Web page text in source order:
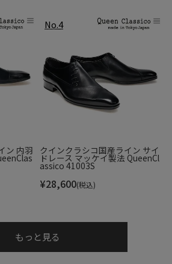
ン 内羽 クインクラシコ国産ライン サイ
ドレース マッケイ製法 QueenCl
assico 41003S
¥28,600(税込)
もっと見る